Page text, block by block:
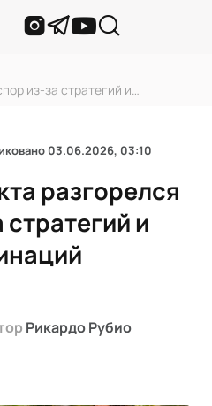
из-за стратегий и
03.06.2026, 03:10
разгорелся
и
Рикардо Рубио